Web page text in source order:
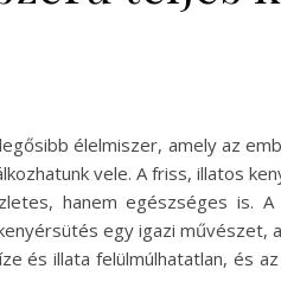
élelmiszer, amely az
vele. A friss, illatos
hanem egészséges is.
egy igazi művészet,
és illata felülmúlhatatlan, és